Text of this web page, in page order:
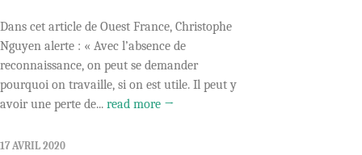
Dans cet article de Ouest France, Christophe
Nguyen alerte : « Avec l’absence de
reconnaissance, on peut se demander
pourquoi on travaille, si on est utile. Il peut y
avoir une perte de... read more →
17 AVRIL 2020